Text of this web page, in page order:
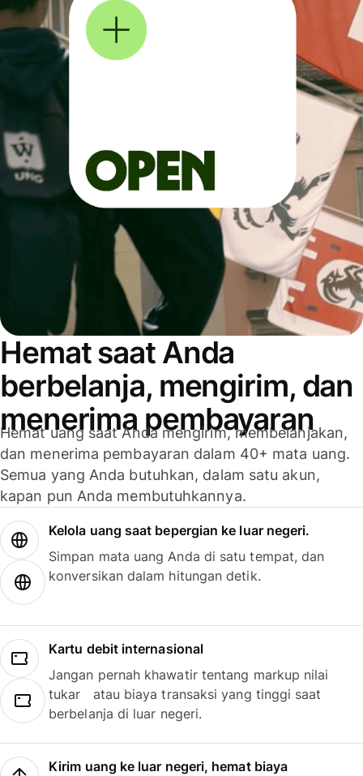
Hemat saat Anda
berbelanja, mengirim, dan
menerima pembayaran
Hemat uang saat Anda mengirim, membelanjakan,
dan menerima pembayaran dalam 40+ mata uang.
Semua yang Anda butuhkan, dalam satu akun,
kapan pun Anda membutuhkannya.
Kelola uang saat bepergian ke luar negeri.
Simpan mata uang Anda di satu tempat, dan
konversikan dalam hitungan detik.
Kartu debit internasional
Jangan pernah khawatir tentang markup nilai
tukar atau biaya transaksi yang tinggi saat
berbelanja di luar negeri.
Kirim uang ke luar negeri, hemat biaya